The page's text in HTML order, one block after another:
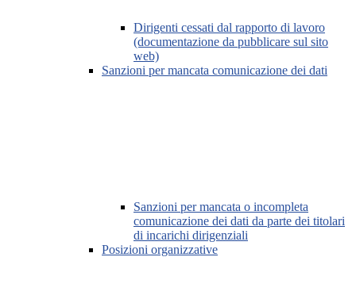
Dirigenti cessati dal rapporto di lavoro
(documentazione da pubblicare sul sito
web)
Sanzioni per mancata comunicazione dei dati
Sanzioni per mancata o incompleta
comunicazione dei dati da parte dei titolari
di incarichi dirigenziali
Posizioni organizzative